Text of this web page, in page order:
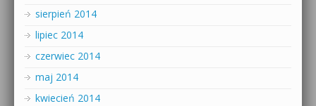
sierpień 2014
lipiec 2014
czerwiec 2014
maj 2014
kwiecień 2014